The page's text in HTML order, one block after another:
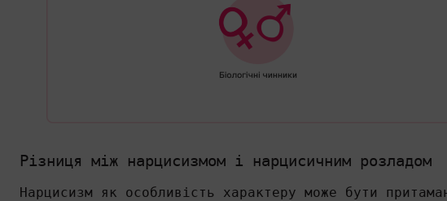
Різниця між нарцисизмом і нарцисичним розладом
Нарцисизм як особливість характеру може бути